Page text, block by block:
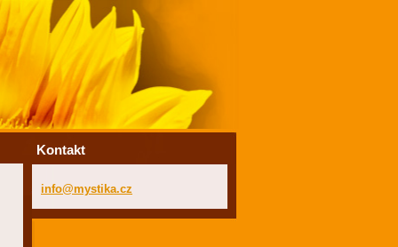
Kontakt
info@mystika.cz